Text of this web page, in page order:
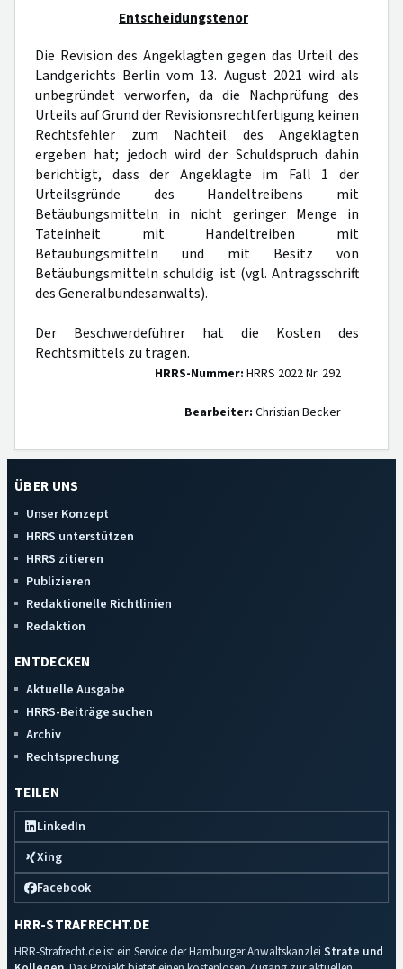
Entscheidungstenor
Die Revision des Angeklagten gegen das Urteil des
Landgerichts Berlin vom 13. August 2021 wird als
unbegründet verworfen, da die Nachprüfung des
Urteils auf Grund der Revisionsrechtfertigung keinen
Rechtsfehler zum Nachteil des Angeklagten
ergeben hat; jedoch wird der Schuldspruch dahin
berichtigt, dass der Angeklagte im Fall 1 der
Urteilsgründe des Handeltreibens mit
Betäubungsmitteln in nicht geringer Menge in
Tateinheit mit Handeltreiben mit
Betäubungsmitteln und mit Besitz von
Betäubungsmitteln schuldig ist (vgl. Antragsschrift
des Generalbundesanwalts).
Der Beschwerdeführer hat die Kosten des
Rechtsmittels zu tragen.
HRRS-Nummer: HRRS 2022 Nr. 292
Bearbeiter: Christian Becker
ÜBER UNS
Unser Konzept
HRRS unterstützen
HRRS zitieren
Publizieren
Redaktionelle Richtlinien
Redaktion
ENTDECKEN
Aktuelle Ausgabe
HRRS-Beiträge suchen
Archiv
Rechtsprechung
TEILEN
LinkedIn
Xing
Facebook
HRR-STRAFRECHT.DE
HRR-Strafrecht.de ist ein Service der Hamburger Anwaltskanzlei Strate und